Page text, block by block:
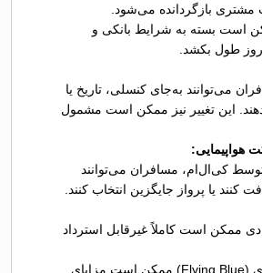
بازگردانده می‌شود.
است بسته به شرایط بانکی و
طول بکشد.
می‌توانند به‌جای کنسلی، تاریخ یا
دهند. این تغییر نیز ممکن است مشمول
هواپیمایی:
کی‌ال‌ام، مسافران می‌توانند
کنند یا پرواز جایگزین انتخاب کنند.
ممکن است کاملاً غیرقابل استرداد
اعضای برنامه وفاداری (Flying Blue) ممکن است مزایای